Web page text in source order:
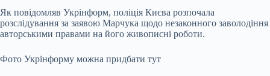
Як повідомляв Укрінформ, поліція Києва розпочала
розслідування за заявою Марчука щодо незаконного заволодіння
авторськими правами на його живописні роботи.
Фото Укрінформу можна придбати тут